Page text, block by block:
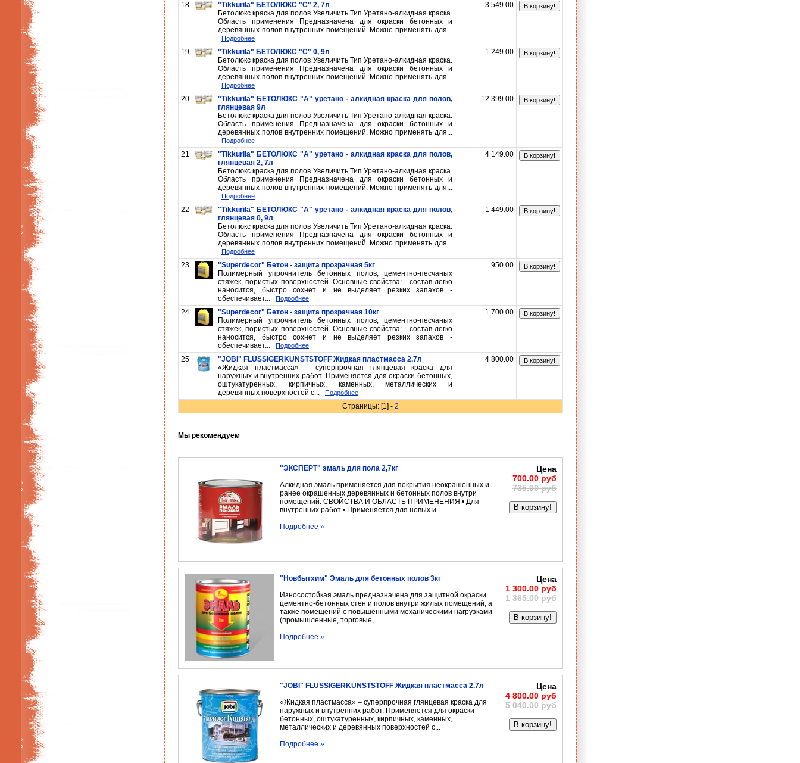
18
"Tikkurila" БЕТОЛЮКС "С" 2, 7л
Бетолюкс краска для полов Увеличить Тип Уретано-алкидная краска.
Область применения Предназначена для окраски бетонных и
деревянных полов внутренних помещений. Можно применять для...
Подробнее
3 549.00 В корзину!
19
"Tikkurila" БЕТОЛЮКС "С" 0, 9л
Бетолюкс краска для полов Увеличить Тип Уретано-алкидная краска.
Область применения Предназначена для окраски бетонных и
деревянных полов внутренних помещений. Можно применять для...
Подробнее
1 249.00 В корзину!
20
"Tikkurila" БЕТОЛЮКС "А" уретано - алкидная краска для полов,
глянцевая 9л
Бетолюкс краска для полов Увеличить Тип Уретано-алкидная краска.
Область применения Предназначена для окраски бетонных и
деревянных полов внутренних помещений. Можно применять для...
Подробнее
12 399.00 В корзину!
21
"Tikkurila" БЕТОЛЮКС "А" уретано - алкидная краска для полов,
глянцевая 2, 7л
Бетолюкс краска для полов Увеличить Тип Уретано-алкидная краска.
Область применения Предназначена для окраски бетонных и
деревянных полов внутренних помещений. Можно применять для...
Подробнее
4 149.00 В корзину!
22
"Tikkurila" БЕТОЛЮКС "А" уретано - алкидная краска для полов,
глянцевая 0, 9л
Бетолюкс краска для полов Увеличить Тип Уретано-алкидная краска.
Область применения Предназначена для окраски бетонных и
деревянных полов внутренних помещений. Можно применять для...
Подробнее
1 449.00 В корзину!
23
"Superdecor" Бетон - защита прозрачная 5кг
Полимерный упрочнитель бетонных полов, цементно-песчаных
стяжек, пористых поверхностей. Основные свойства: - состав легко
наносится, быстро сохнет и не выделяет резких запахов -
обеспечивает...
Подробнее
950.00 В корзину!
24
"Superdecor" Бетон - защита прозрачная 10кг
Полимерный упрочнитель бетонных полов, цементно-песчаных
стяжек, пористых поверхностей. Основные свойства: - состав легко
наносится, быстро сохнет и не выделяет резких запахов -
обеспечивает...
Подробнее
1 700.00 В корзину!
25
"JOBI" FLUSSIGERKUNSTSTOFF Жидкая пластмасса 2.7л
«Жидкая пластмасса» – суперпрочная глянцевая краска для
наружных и внутренних работ. Применяется для окраски бетонных,
оштукатуренных, кирпичных, каменных, металлических и
деревянных поверхностей с...
Подробнее
4 800.00 В корзину!
Страницы: [1] - 2
Мы рекомендуем
"ЭКСПЕРТ" эмаль для пола 2,7кг
Алкидная эмаль применяется для покрытия неокрашенных и
ранее окрашенных деревянных и бетонных полов внутри
помещений. СВОЙСТВА И ОБЛАСТЬ ПРИМЕНЕНИЯ • Для
внутренних работ • Применяется для новых и...
Подробнее »
Цена
700.00 руб
735.00 руб
В корзину!
"Новбытхим" Эмаль для бетонных полов 3кг
Износостойкая эмаль предназначена для защитной окраски
цементно-бетонных стен и полов внутри жилых помещений, а
также помещений с повышенными механическими нагрузками
(промышленные, торговые,...
Подробнее »
Цена
1 300.00 руб
1 365.00 руб
В корзину!
"JOBI" FLUSSIGERKUNSTSTOFF Жидкая пластмасса 2.7л
«Жидкая пластмасса» – суперпрочная глянцевая краска для
наружных и внутренних работ. Применяется для окраски
бетонных, оштукатуренных, кирпичных, каменных,
металлических и деревянных поверхностей с...
Подробнее »
Цена
4 800.00 руб
5 040.00 руб
В корзину!